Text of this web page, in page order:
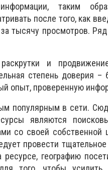
таким
после того, как
тысячу просмотров.
и
степень доверия –
опыт, проверенную
популярным в сети.
являются
со своей собственной
провести
географию